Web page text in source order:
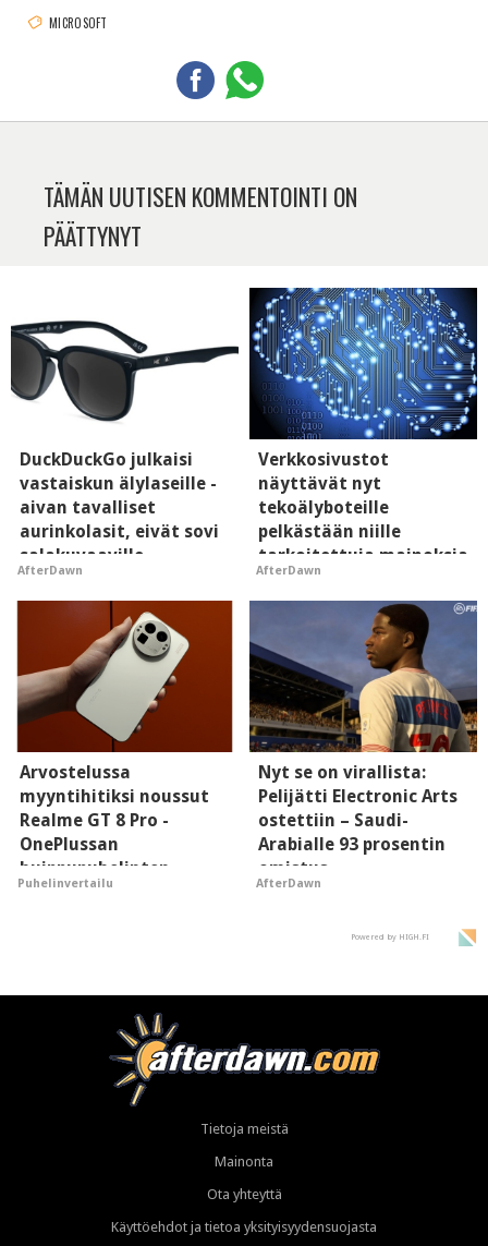
MICROSOFT
TÄMÄN UUTISEN KOMMENTOINTI ON
PÄÄTTYNYT
DuckDuckGo julkaisi
vastaiskun älylaseille -
aivan tavalliset
aurinkolasit, eivät sovi
salakuvaaville
hyypiöille
AfterDawn
Verkkosivustot
näyttävät nyt
tekoälyboteille
pelkästään niille
tarkoitettuja mainoksia
- vaikuttaa tekoälyn
mielikuvaan brändistä
AfterDawn
Arvostelussa
myyntihitiksi noussut
Realme GT 8 Pro -
OnePlussan
huippupuhelinten
"perillinen"
Puhelinvertailu
Nyt se on virallista:
Pelijätti Electronic Arts
ostettiin – Saudi-
Arabialle 93 prosentin
omistus
AfterDawn
Powered by HIGH.FI
Tietoja meistä
Mainonta
Ota yhteyttä
Käyttöehdot ja tietoa yksityisyydensuojasta